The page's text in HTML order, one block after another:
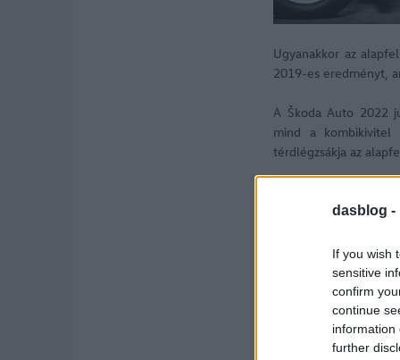
dasblog -
If you wish
sensitive
confirm
continue
information
further
Ugyanakkor az
2019-es eredményt,
A Škoda Auto 2022
mind a
térdlégzsákja az